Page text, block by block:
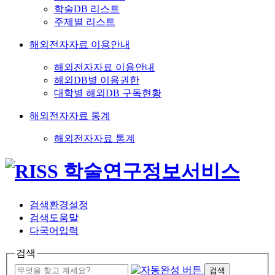
학술DB 리스트
주제별 리스트
해외전자자료 이용안내
해외전자자료 이용안내
해외DB별 이용권한
대학별 해외DB 구독현황
해외전자자료 통계
해외전자자료 통계
검색환경설정
검색도움말
다국어입력
검색
검색